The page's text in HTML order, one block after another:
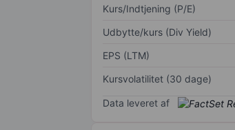
Kurs/Indtjening (P/E)
Udbytte/kurs (Div Yield)
EPS (LTM)
Kursvolatilitet (30 dage)
Data leveret af